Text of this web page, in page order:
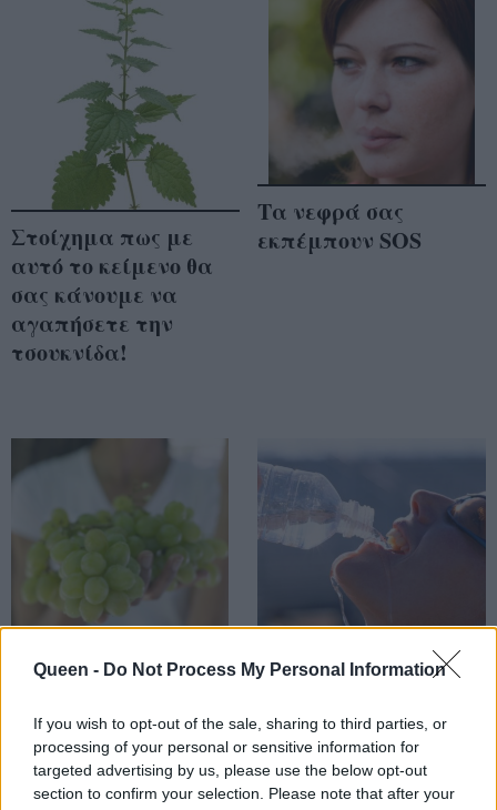
Queen - Do Not Process My Personal Information
If you wish to opt-out of the sale, sharing to third parties, or
processing of your personal or sensitive information for
targeted advertising by us, please use the below opt-out
section to confirm your selection. Please note that after your
Στοίχημα πως με
αυτό το κείμενο θα
σας κάνουμε να
αγαπήσετε την
τσουκνίδα!
Τα νεφρά σας
εκπέμπουν SOS
Τα σταφύλια
σύμμαχος της υγείας
ημέρα, την πέτρα
κάνει πέρα